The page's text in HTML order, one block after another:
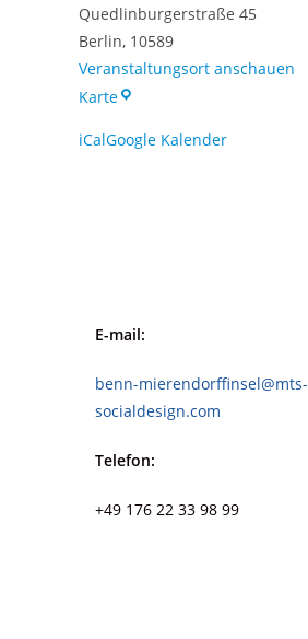
Quedlinburgerstraße 45
Berlin, 10589
Veranstaltungsort anschauen
KarteQuedlinburgerstraße
iCalGoogle Kalender
E-mail:
benn-mierendorffinsel@mts-
socialdesign.com
Telefon:
+49 176 22 33 98 99